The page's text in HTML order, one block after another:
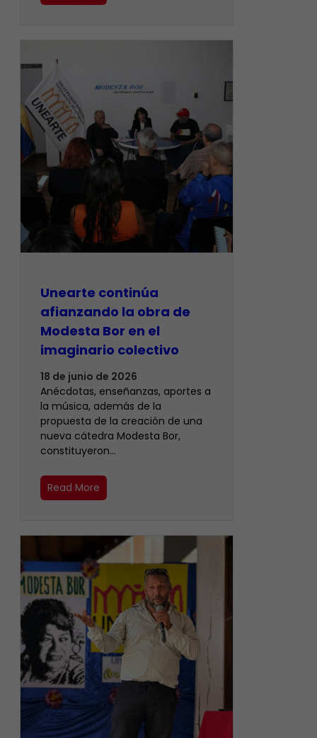
Unearte continúa
afianzando la obra de
Modesta Bor en el
imaginario colectivo
18 de junio de 2026
Anécdotas, enseñanzas, aportes a
la música, además de la
propuesta de la creación de una
nueva cátedra Modesta Bor,
constituyeron…
Read More